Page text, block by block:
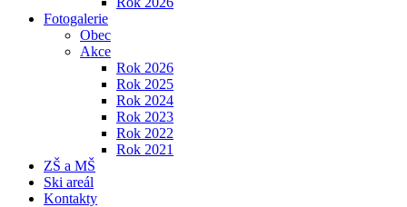
Fotogalerie
Obec
Akce
Rok 2026
Rok 2025
Rok 2024
Rok 2023
Rok 2022
Rok 2021
ZŠ a MŠ
Ski areál
Kontakty